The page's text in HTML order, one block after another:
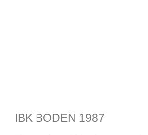
IBK BODEN 1987